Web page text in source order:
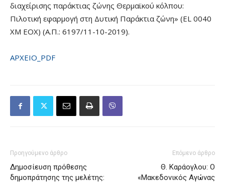
διαχείρισης παράκτιας ζώνης Θερμαϊκού κόλπου:
Πιλοτική εφαρμογή στη Δυτική Παράκτια ζώνη» (EL 0040
XM EOX) (Α.Π.: 6197/11-10-2019).
ΑΡΧΕΙΟ_PDF
Προηγούμενο άρθρο
Δημοσίευση πρόθεσης
δημοπράτησης της μελέτης:
Επόμενο άρθρο
Θ. Καράογλου: O
«Μακεδονικός Αγώνας